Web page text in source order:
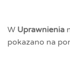
W Uprawnienia
pokazano na